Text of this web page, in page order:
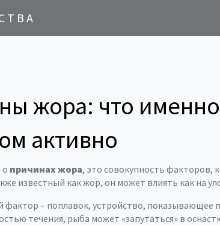
жора: что именно
активно
о причинах жора, это совокупность факторов,
известный какжор, он может влиять как на
фактор – поплавок, устройство, показывающее
течения, рыба может «запутаться» в